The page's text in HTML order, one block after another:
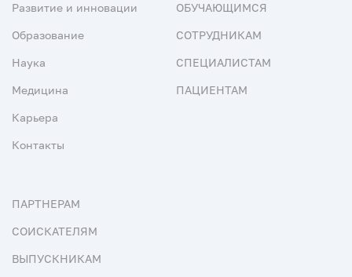
Развитие и инновации
Образование
Наука
Медицина
Карьера
Контакты
ОБУЧАЮЩИМСЯ
СОТРУДНИКАМ
СПЕЦИАЛИСТАМ
ПАЦИЕНТАМ
ПАРТНЕРАМ
СОИСКАТЕЛЯМ
ВЫПУСКНИКАМ